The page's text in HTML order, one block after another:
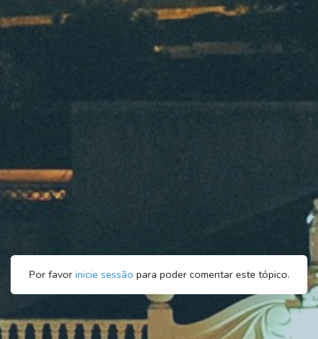
Por favor inicie sessão para poder comentar este tópico.